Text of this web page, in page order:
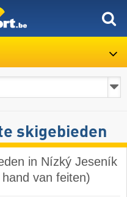
skigebieden
in Nízký Jeseník
van feiten)